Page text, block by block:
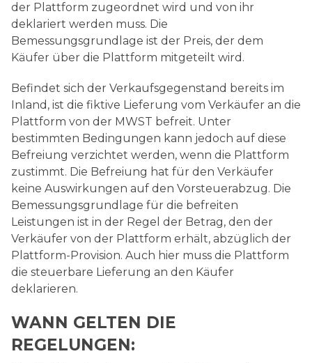
der Plattform zugeordnet wird und von ihr
deklariert werden muss. Die
Bemessungsgrundlage ist der Preis, der dem
Käufer über die Plattform mitgeteilt wird.
Befindet sich der Verkaufsgegenstand bereits im
Inland, ist die fiktive Lieferung vom Verkäufer an die
Plattform von der MWST befreit. Unter
bestimmten Bedingungen kann jedoch auf diese
Befreiung verzichtet werden, wenn die Plattform
zustimmt. Die Befreiung hat für den Verkäufer
keine Auswirkungen auf den Vorsteuerabzug. Die
Bemessungsgrundlage für die befreiten
Leistungen ist in der Regel der Betrag, den der
Verkäufer von der Plattform erhält, abzüglich der
Plattform-Provision. Auch hier muss die Plattform
die steuerbare Lieferung an den Käufer
deklarieren.
WANN GELTEN DIE
REGELUNGEN: